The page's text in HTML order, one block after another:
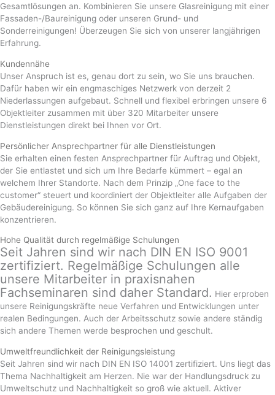
Gesamtlösungen an. Kombinieren Sie unsere Glasreinigung mit einer
Fassaden-/Baureinigung oder unseren Grund- und
Sonderreinigungen! Überzeugen Sie sich von unserer langjährigen
Erfahrung.
Kundennähe
Unser Anspruch ist es, genau dort zu sein, wo Sie uns brauchen.
Dafür haben wir ein engmaschiges Netzwerk von derzeit 2
Niederlassungen aufgebaut. Schnell und flexibel erbringen unsere 6
Objektleiter zusammen mit über 320 Mitarbeiter unsere
Dienstleistungen direkt bei Ihnen vor Ort.
Persönlicher Ansprechpartner für alle Dienstleistungen
Sie erhalten einen festen Ansprechpartner für Auftrag und Objekt,
der Sie entlastet und sich um Ihre Bedarfe kümmert – egal an
welchem Ihrer Standorte. Nach dem Prinzip „One face to the
customer“ steuert und koordiniert der Objektleiter alle Aufgaben der
Gebäudereinigung. So können Sie sich ganz auf Ihre Kernaufgaben
konzentrieren.
Hohe Qualität durch regelmäßige Schulungen
Seit Jahren sind wir nach DIN EN ISO 9001
zertifiziert. Regelmäßige Schulungen alle
unsere Mitarbeiter in praxisnahen
Fachseminaren sind daher Standard. Hier erproben
unsere Reinigungskräfte neue Verfahren und Entwicklungen unter
realen Bedingungen. Auch der Arbeitsschutz sowie andere ständig
sich andere Themen werde besprochen und geschult.
Umweltfreundlichkeit der Reinigungsleistung
Seit Jahren sind wir nach DIN EN ISO 14001 zertifiziert. Uns liegt das
Thema Nachhaltigkeit am Herzen. Nie war der Handlungsdruck zu
Umweltschutz und Nachhaltigkeit so groß wie aktuell. Aktiver